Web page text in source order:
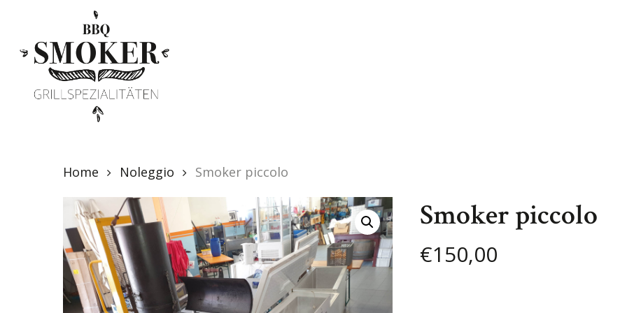
main
Home Noleggio Smoker piccolo
Smoker piccolo
€150,00